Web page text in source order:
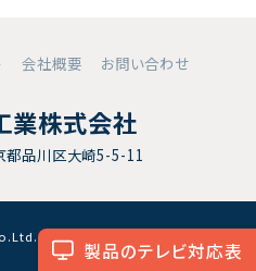
製品のテレビ対応表
会社概要 お問い合わせ
業株式会社
品川区大崎5-5-11
All RightsReserved.